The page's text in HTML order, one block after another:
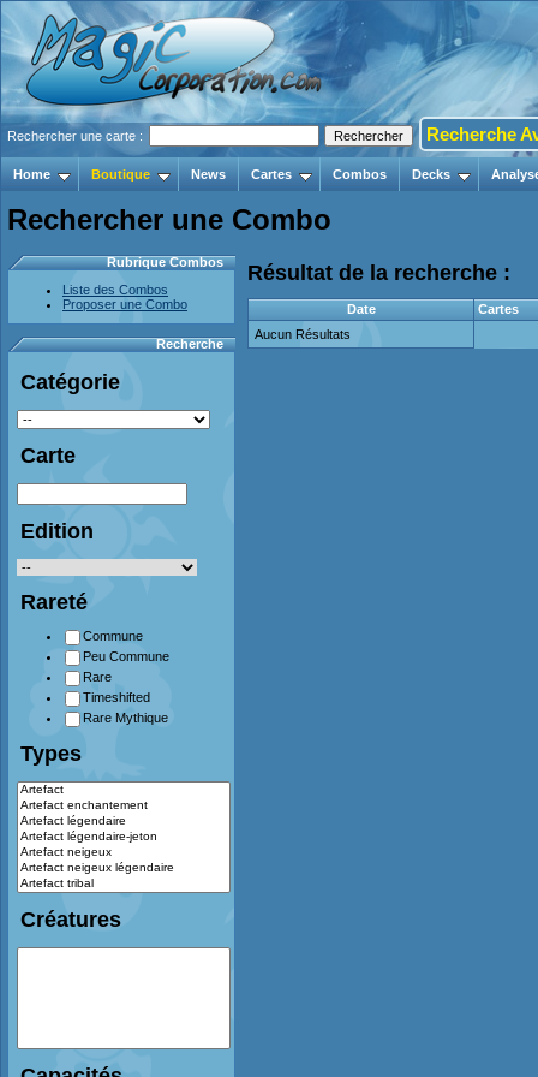
Rechercher une carte : Recherche
Home Boutique News Cartes Combos Decks
Rechercher une Combo
Rubrique Combos
Liste des Combos
Proposer une Combo
Recherche
Catégorie
Carte
Edition
Rareté
Commune
Peu Commune
Rare
Timeshifted
Rare Mythique
Types
Créatures
Résultat de la recherche :
Date
Cartes
Aucun Résultats